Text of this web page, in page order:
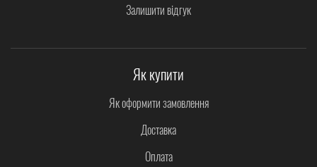
Залишити відгук
Як купити
Як оформити замовлення
Доставка
Оплата